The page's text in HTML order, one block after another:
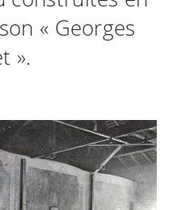
« Georges
».